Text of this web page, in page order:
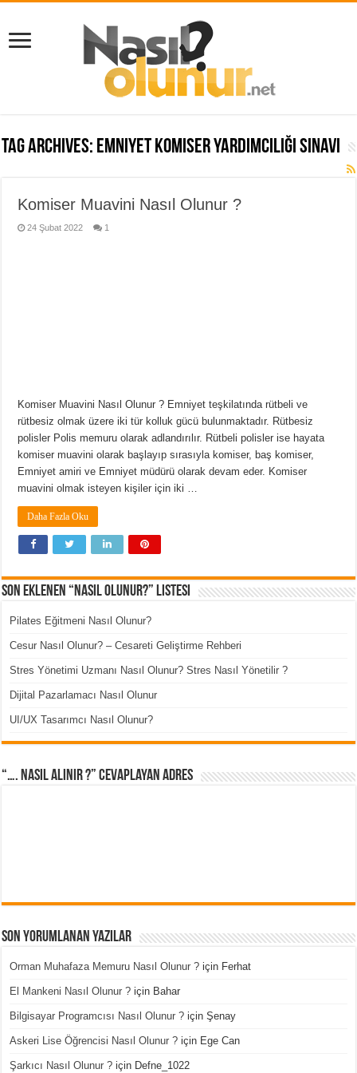
Tag Archives: emniyet komiser yardımcılığı sınavı
Komiser Muavini Nasıl Olunur ?
24 Şubat 2022 1
Komiser Muavini Nasıl Olunur ? Emniyet teşkilatında rütbeli ve
rütbesiz olmak üzere iki tür kolluk gücü bulunmaktadır. Rütbesiz
polisler Polis memuru olarak adlandırılır. Rütbeli polisler ise hayata
komiser muavini olarak başlayıp sırasıyla komiser, baş komiser,
Emniyet amiri ve Emniyet müdürü olarak devam eder. Komiser
muavini olmak isteyen kişiler için iki …
Daha Fazla Oku
Son Eklenen “Nasıl Olunur?” Listesi
Pilates Eğitmeni Nasıl Olunur?
Cesur Nasıl Olunur? – Cesareti Geliştirme Rehberi
Stres Yönetimi Uzmanı Nasıl Olunur? Stres Nasıl Yönetilir ?
Dijital Pazarlamacı Nasıl Olunur
UI/UX Tasarımcı Nasıl Olunur?
“…. Nasıl Alınır ?” cevaplayan adres
Son Yorumlanan Yazılar
Orman Muhafaza Memuru Nasıl Olunur ? için Ferhat
El Mankeni Nasıl Olunur ? için Bahar
Bilgisayar Programcısı Nasıl Olunur ? içinŞenay
Askeri Lise Öğrencisi Nasıl Olunur ? için Ege Can
Şarkıcı Nasıl Olunur ? için Defne_1022